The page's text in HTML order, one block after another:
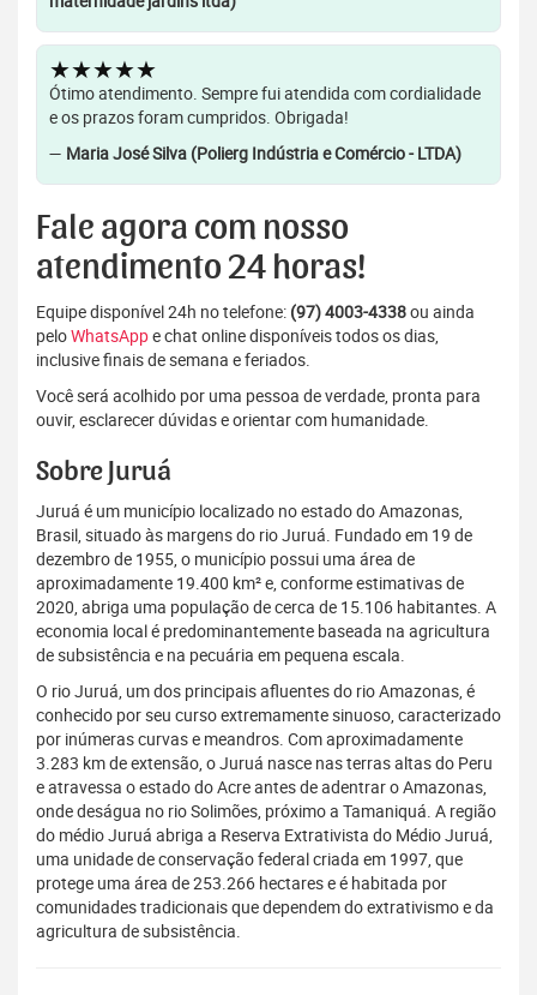
★★★★★
Ótimo atendimento. Sempre fui atendida com cordialidade
e os prazos foram cumpridos. Obrigada!
— Maria José Silva (Polierg Indústria e Comércio - LTDA)
Fale agora com nosso
atendimento 24 horas!
Equipe disponível 24h no telefone: (97) 4003-4338ou ainda
peloWhatsAppe chat online disponíveis todos os dias,
inclusive finais de semana e feriados.
Você será acolhido por uma pessoa de verdade, pronta para
ouvir, esclarecer dúvidas e orientar com humanidade.
Sobre Juruá
Juruá é um município localizado no estado do Amazonas,
Brasil, situado às margens do rio Juruá. Fundado em 19 de
dezembro de 1955, o município possui uma área de
aproximadamente 19.400 km² e, conforme estimativas de
2020, abriga uma população de cerca de 15.106 habitantes. A
economia local é predominantemente baseada na agricultura
de subsistência e na pecuária em pequena escala.
O rio Juruá, um dos principais afluentes do rio Amazonas, é
conhecido por seu curso extremamente sinuoso, caracterizado
por inúmeras curvas e meandros. Com aproximadamente
3.283 km de extensão, o Juruá nasce nas terras altas do Peru
e atravessa o estado do Acre antes de adentrar o Amazonas,
onde deságua no rio Solimões, próximo a Tamaniquá. A região
do médio Juruá abriga a Reserva Extrativista do Médio Juruá,
uma unidade de conservação federal criada em 1997, que
protege uma área de 253.266 hectares e é habitada por
comunidades tradicionais que dependem do extrativismo e da
agricultura de subsistência.